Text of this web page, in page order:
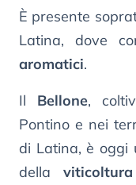
È presente
Latina, dove
aromatici.
Il Bellone,
Pontino e nei
di Latina, è oggi
della